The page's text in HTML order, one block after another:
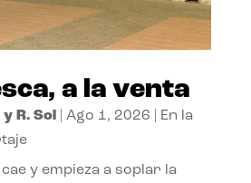
a la venta
R. Sol| Ago 1, 2026
En la
y empieza a soplar la